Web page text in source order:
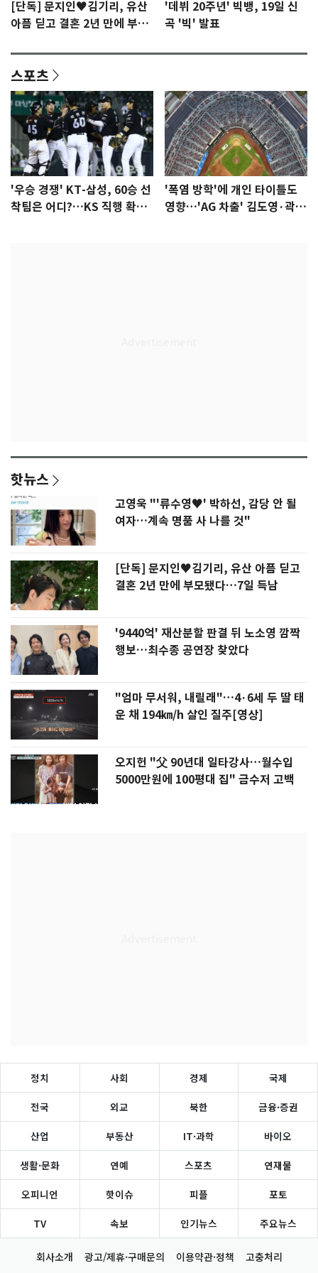
[단독] 문지인♥김기리, 유산
아픔 딛고 결혼 2년 만에 부모
'데뷔 20주년' 빅뱅, 19일 신
곡 '빅' 발표
스포츠
'우승 경쟁' KT-삼성, 60승 선
착팀은 어디?…KS 직행 확률
'폭염 방학'에 개인 타이틀도
영향…'AG 차출' 김도영·곽빈
핫뉴스
고영욱 "'류수영♥' 박하선, 감당 안 될
여자…계속 명품 사 나를 것"
[단독] 문지인♥김기리, 유산 아픔 딛고
결혼 2년 만에 부모됐다…7일 득남
'9440억' 재산분할 판결 뒤 노소영 깜짝
행보…최수종 공연장 찾았다
"엄마 무서워, 내릴래"…4·6세 두 딸 태
운 채 194㎞/h 살인 질주[영상]
오지헌 "父 90년대 일타강사…월수입
5000만원에 100평대 집" 금수저 고백
정치 사회 경제 국제
전국 외교 북한 금융·증권
산업 부동산 IT·과학 바이오
생활·문화 연예 스포츠 연재물
오피니언 핫이슈 피플 포토
TV 속보 인기뉴스 주요뉴스
회사소개 광고/제휴·구매문의 이용약관·정책 고충처리